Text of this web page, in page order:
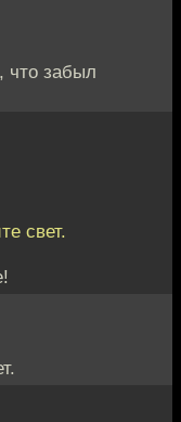
что забыл
свет.